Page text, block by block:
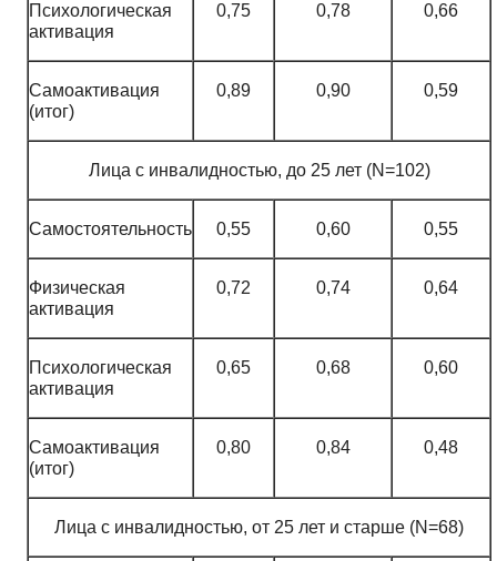
Психологическая
активация
0,75 0,78 0,66
Самоактивация
(итог)
0,89 0,90 0,59
Лица с инвалидностью, до 25 лет (N=102)
Самостоятельность 0,55 0,60 0,55
Физическая
активация
0,72 0,74 0,64
Психологическая
активация
0,65 0,68 0,60
Самоактивация
(итог)
0,80 0,84 0,48
Лица с инвалидностью, от 25 лет и старше (N=68)